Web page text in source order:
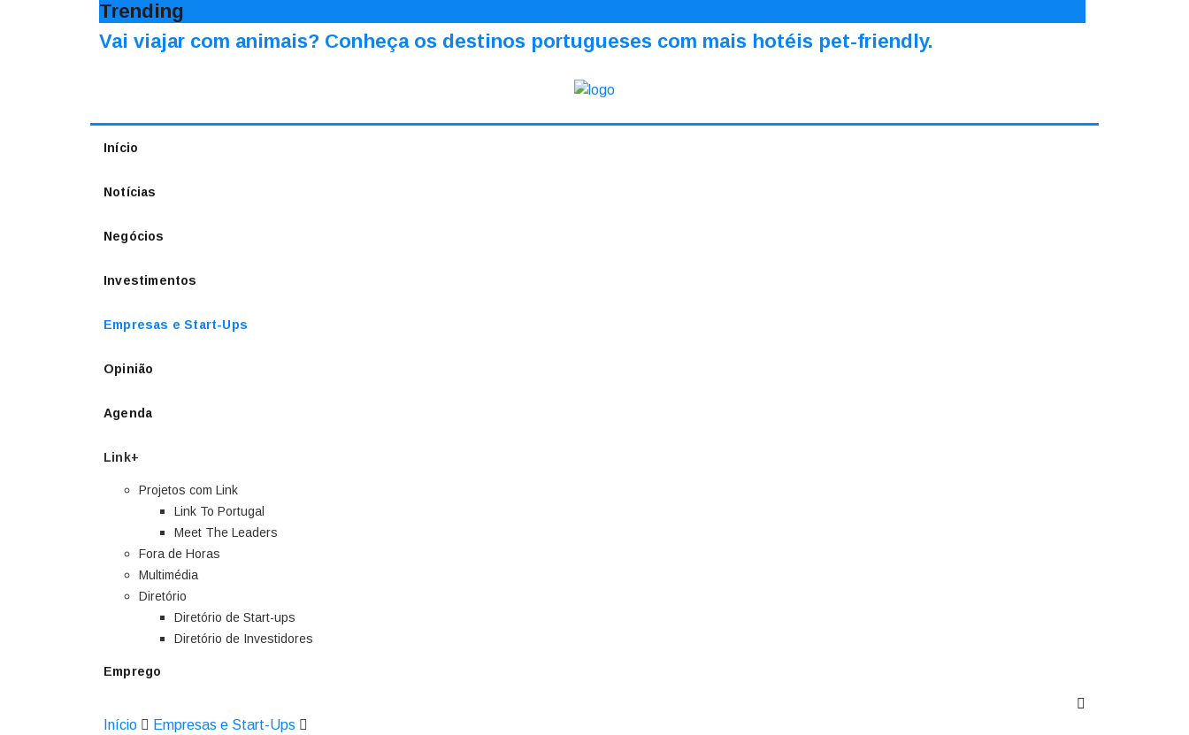
Trending
Vai viajar com animais? Conheça os destinos portugueses com mais hotéis pet-friendly.
Início
Notícias
Negócios
Investimentos
Empresas e Start-Ups
Opinião
Agenda
Link+
Projetos com Link
Link To Portugal
Meet The Leaders
Fora de Horas
Multimédia
Diretório
Diretório de Start-ups
Diretório de Investidores
Emprego
Início Empresas e Start-Ups